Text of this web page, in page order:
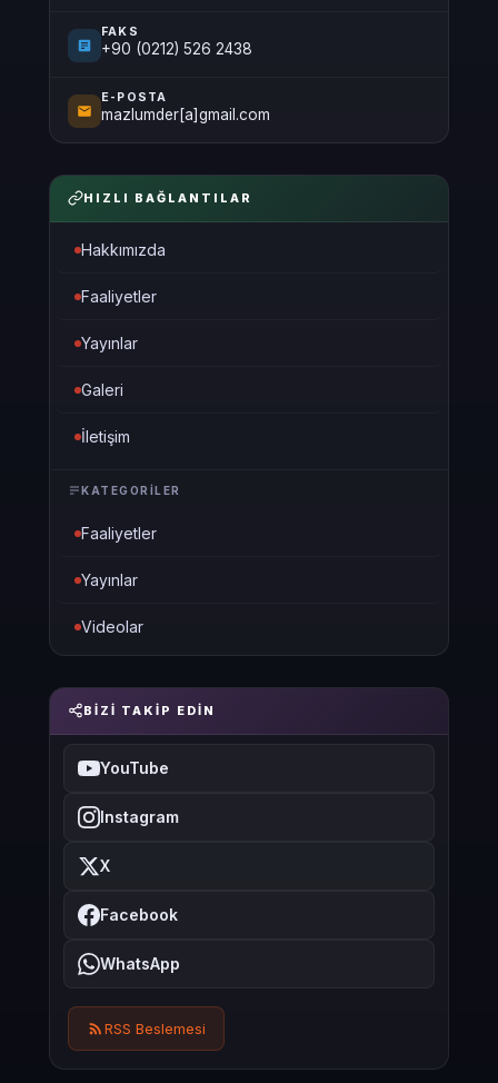
FAKS
+90 (0212) 526 2438
E-POSTA
mazlumder[a]gmail.com
HIZLI BAĞLANTILAR
Hakkımızda
Faaliyetler
Yayınlar
Galeri
İletişim
KATEGORILER
Faaliyetler
Yayınlar
Videolar
BIZI TAKIP EDIN
YouTube
Instagram
X
Facebook
WhatsApp
RSS Beslemesi